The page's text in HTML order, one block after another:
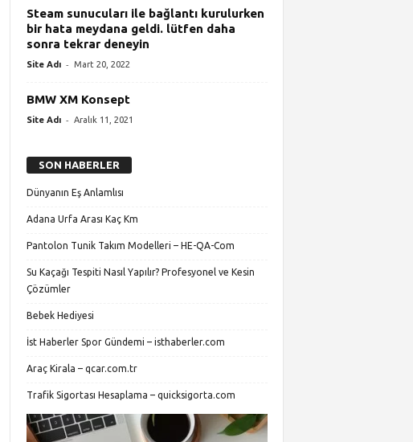
Steam sunucuları ile bağlantı kurulurken
bir hata meydana geldi. lütfen daha
sonra tekrar deneyin
Site Adı - Mart 20, 2022
BMW XM Konsept
Site Adı - Aralık 11, 2021
SON HABERLER
Dünyanın Eş Anlamlısı
Adana Urfa Arası Kaç Km
Pantolon Tunik Takım Modelleri – HE-QA-Com
Su Kaçağı Tespiti Nasıl Yapılır? Profesyonel ve Kesin
Çözümler
Bebek Hediyesi
İst Haberler Spor Gündemi – isthaberler.com
Araç Kirala – qcar.com.tr
Trafik Sigortası Hesaplama – quicksigorta.com